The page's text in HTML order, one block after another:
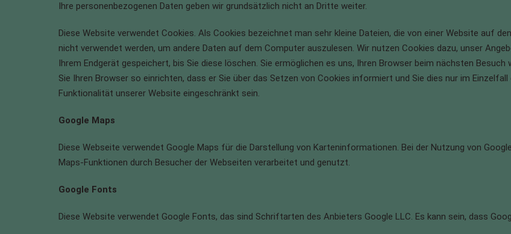
Ihre personenbezogenen Daten geben wir grundsätzlich nicht an Dritte weiter.
Diese Website verwendet Cookies. Als Cookies bezeichnet man sehr kleine Dateien, die von einer Website auf
nicht verwendet werden, um andere Daten auf dem Computer auszulesen. Wir nutzen Cookies dazu, unser
Ihrem Endgerät gespeichert, bis Sie diese löschen. Sie ermöglichen es uns, Ihren Browser beim nächsten
Sie Ihren Browser so einrichten, dass er Sie über das Setzen von Cookies informiert und Sie dies nur im Einzelfall
Funktionalität unserer Website eingeschränkt sein.
Google Maps
Diese Webseite verwendet Google Maps für die Darstellung von Karteninformationen. Bei der Nutzung von
Maps-Funktionen durch Besucher der Webseiten verarbeitet und genutzt.
Google Fonts
Diese Website verwendet Google Fonts, das sind Schriftarten des Anbieters Google LLC. Es kann sein, dass